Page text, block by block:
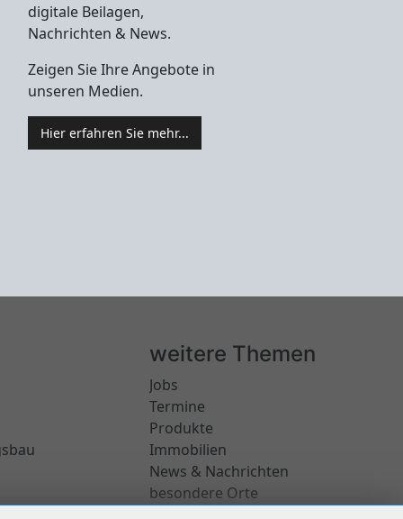
digitale Beilagen,
Nachrichten & News.
Zeigen Sie Ihre Angebote in
unseren Medien.
Hier erfahren Sie mehr...
weitere Themen
Jobs
Termine
Produkte
Immobilien
News & Nachrichten
besondere Orte